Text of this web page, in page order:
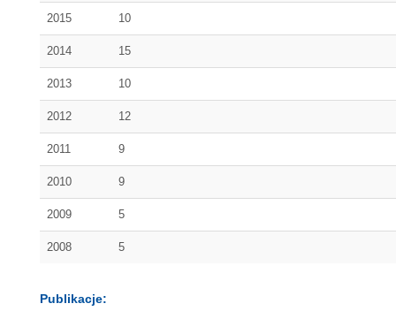
2015 10
2014 15
2013 10
2012 12
2011 9
2010 9
2009 5
2008 5
Publikacje: